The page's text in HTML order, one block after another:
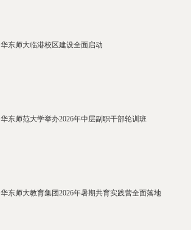
华东师大临港校区建设全面启动
华东师范大学举办2026年中层副职干部轮训班
华东师大教育集团2026年暑期共育实践营全面落地